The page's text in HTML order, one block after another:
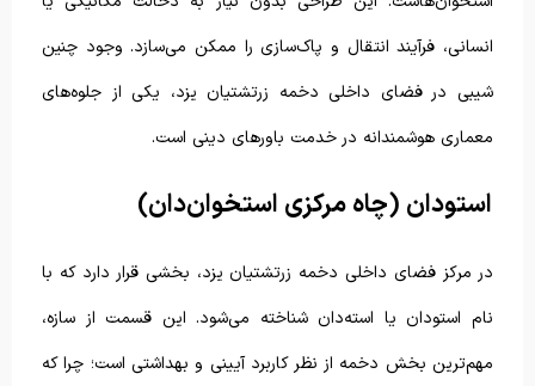
انسانی، فرآیند انتقال و پاک‌سازی را ممکن می‌سازد. وجود چنین
شیبی در فضای داخلی دخمه زرتشتیان یزد، یکی از جلوه‌های
معماری هوشمندانه‌ در خدمت باورهای دینی است.
استودان (چاه مرکزی استخوان‌دان)
در مرکز فضای داخلی دخمه زرتشتیان یزد، بخشی قرار دارد که با
نام استودان یا استه‌دان شناخته می‌شود. این قسمت از سازه،
مهم‌ترین بخش دخمه از نظر کاربرد آیینی و بهداشتی است؛ چرا که